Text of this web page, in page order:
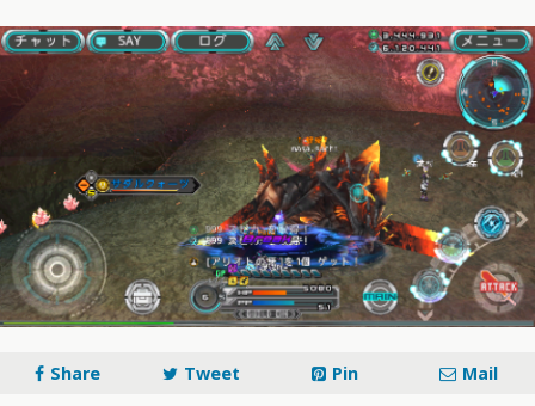
Share Tweet Pin Mail